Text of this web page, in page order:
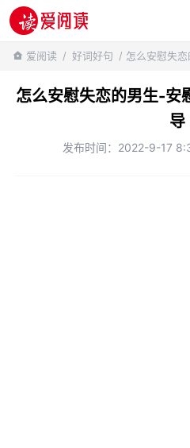
百科知识
爱阅读 / 好词好句 / 怎么安慰失恋
怎么安慰失恋的男生-安
导
发布时间：2022-9-17